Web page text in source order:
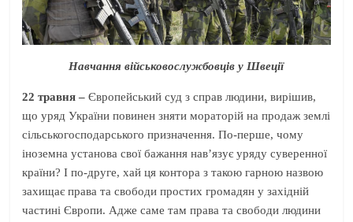
Навчання військовослужбовців у Швеції
22 травня –Європейський суд з справ людини, вирішив,
що уряд України повинен зняти мораторій на продаж землі
сільськогосподарського призначення. По-перше, чому
іноземна установа свої бажання нав’язує уряду суверенної
країни? І по-друге, хай ця контора з такою гарною назвою
захищає права та свободи простих громадян у західній
частині Європи. Адже саме там права та свободи людини